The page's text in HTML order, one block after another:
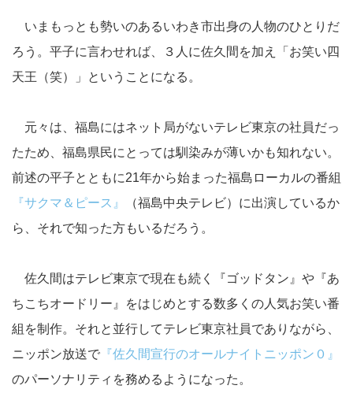
いまもっとも勢いのあるいわき市出身の人物のひとりだ
ろう。平子に言わせれば、３人に佐久間を加え「お笑い四
天王（笑）」ということになる。
元々は、福島にはネット局がないテレビ東京の社員だっ
たため、福島県民にとっては馴染みが薄いかも知れない。
前述の平子とともに21年から始まった福島ローカルの番組
『サクマ＆ピース』
（福島中央テレビ）に出演しているか
ら、それで知った方もいるだろう。
佐久間はテレビ東京で現在も続く『ゴッドタン』や『あ
ちこちオードリー』をはじめとする数多くの人気お笑い番
組を制作。それと並行してテレビ東京社員でありながら、
ニッポン放送で 『佐久間宣行のオールナイトニッポン０』
のパーソナリティを務めるようになった。